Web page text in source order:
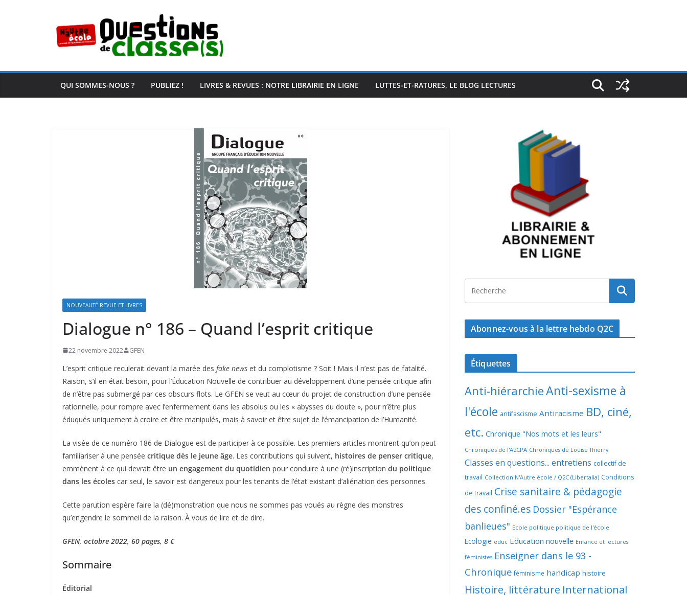
QUI SOMMES-NOUS ? PUBLIEZ ! LIVRES & REVUES : NOTRE LIBRAIRIE EN LIGNE LUTTES-ET-RATURES, LE BLOG LECTURES
NOUVEAUTÉ REVUE ET LIVRES
Dialogue n° 186 – Quand l’esprit critique
22 novembre 2022 GFEN
L’esprit critique reculerait devant la marée des fake news et du complotisme ? Soit ! Mais il n’est pas de fatalité.
Raison, s’il en était besoin, pour l’Éducation Nouvelle de contribuer au développement d’une pensée critique afin
de n’être pas submergé par ces obscurs flots. Le GFEN se veut au cœur du projet de construction d’une pensée
rationnelle, pour rompre avec l’enfermement dans les absolus ou les « abysses du doute », pour n’être plus
éduqués uniquement à croire et être manipulés, mais à savoir et être sujet de l’émancipation de l’Humanité.
La visée de ce numéro 186 de Dialogue est de participer à ce possible. Les premiers articles montrent qu’on peut
familiariser à une pensée critique dès le jeune âge. Les contributions qui suivent, histoires de penser critique,
emmènent à ce qui devrait être un engagement du quotidien pour conduire à une (ré)inscription du politique
dans les écoles car seul, le savoir est dangereux pour les tenants de l’état existant d’aliénation des personnes.
Cette parution espère faire la (dé)monstration que nous ne sommes pas voués au règne des monstres
qu’engendre le sommeil de la raison. À vous de lire et de dire.
GFEN, octobre 2022, 60 pages, 8 €
Sommaire
Éditorial
Abonnez-vous à la lettre hebdo Q2C
Étiquettes
Anti-hiérarchieAnti-sexisme à
l'école antifascisme Antiracisme BD, ciné,
etc. Chronique "Nos mots et les leurs"
Chroniques de l'A2CPA Chroniques de Louise Thierry
Classes en questions... entretiens collectif de
travail Collection N'Autre école / Q2C (Libertalia) Conditions
de travail Crise sanitaire & pédagogie
des confiné.es Dossier "Espérance
banlieues" Ecole politique politique de l'école
Ecologie educ Education nouvelle Enfance et lectures
féministes Enseigner dans le 93 -
Chronique féminisme handicap histoire
Histoire, littérature International